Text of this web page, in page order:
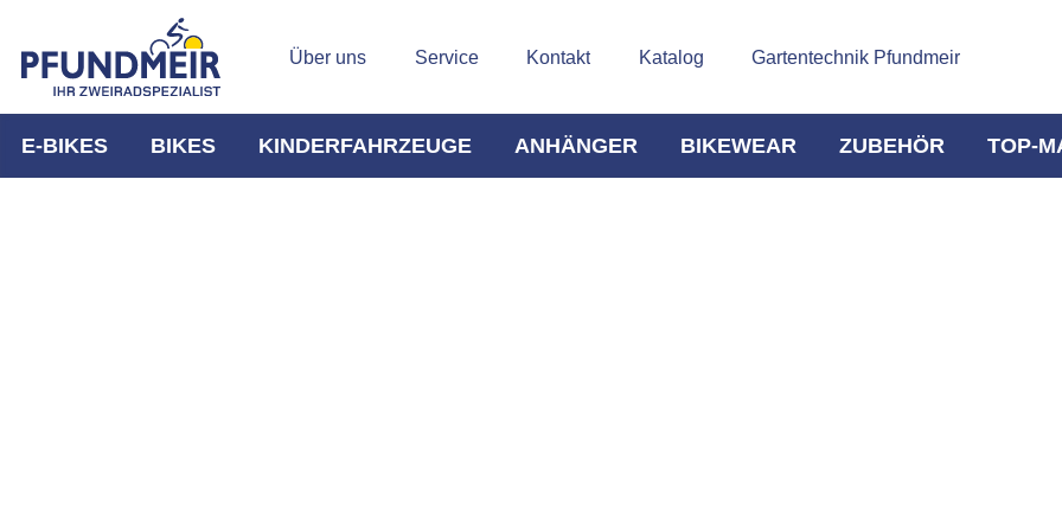
Über uns Service Kontakt Katalog Gartentechnik Pfundmeir
E-BIKES BIKES KINDERFAHRZEUGE ANHÄNGER BIKEWEAR ZUBEHÖR TOP-